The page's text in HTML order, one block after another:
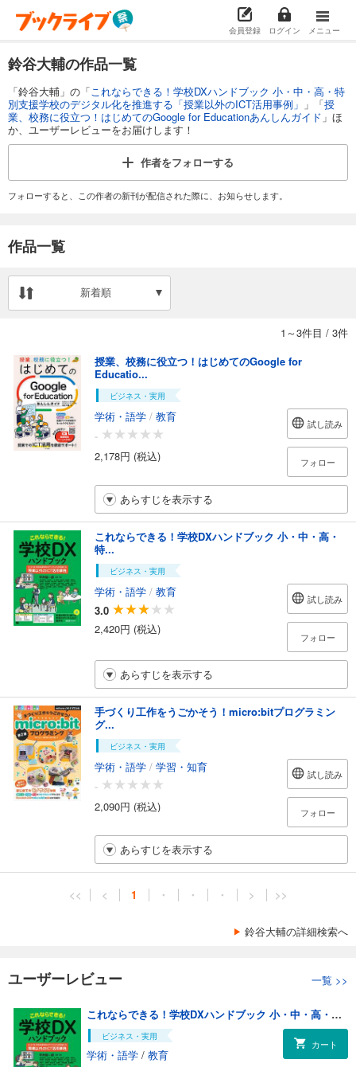
会員登録 ログイン メニュー
鈴谷大輔の作品一覧
「鈴谷大輔」の「これならできる！学校DXハンドブック 小・中・高・特
別支援学校のデジタル化を推進する「授業以外のICT活用事例」 」「授
業、校務に役立つ！はじめてのGoogle for Educationあんしんガイド 」ほ
か、ユーザーレビューをお届けします！
作者をフォローする
フォローすると、この作者の新刊が配信された際に、お知らせします。
作品一覧
新着順
1～3件目 / 3件
授業、校務に役立つ！はじめてのGoogle for
Educatio...
ビジネス・実用
学術・語学 / 教育
-
2,178円 (税込)
試し読み
フォロー
あらすじを表示する
これならできる！学校DXハンドブック 小・中・高・
特...
ビジネス・実用
学術・語学 / 教育
3.0
2,420円 (税込)
試し読み
フォロー
あらすじを表示する
手づくり工作をうごかそう！micro:bitプログラミン
グ...
ビジネス・実用
学術・語学 / 学習・知育
-
2,090円 (税込)
試し読み
フォロー
あらすじを表示する
<< < 1 ・ ・ ・ > >>
鈴谷大輔の詳細検索へ
ユーザーレビュー 一覧 >>
これならできる！学校DXハンドブック 小・中・高・特別支援学校のデジタル化を推進する「授業以外のICT活用事例」
ビジネス・実用
学術・語学 / 教育
カート